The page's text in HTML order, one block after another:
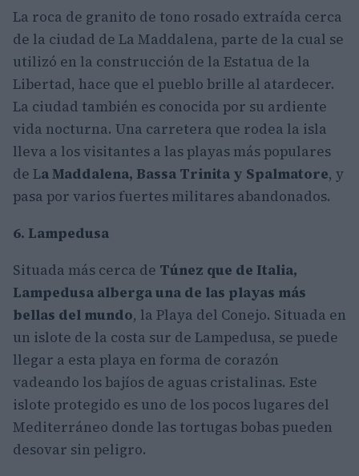
La roca de granito de tono rosado extraída cerca
de la ciudad de La Maddalena, parte de la cual se
utilizó en la construcción de la Estatua de la
Libertad, hace que el pueblo brille al atardecer.
La ciudad también es conocida por su ardiente
vida nocturna. Una carretera que rodea la isla
lleva a los visitantes a las playas más populares
de La Maddalena, Bassa Trinita y Spalmatore, y
pasa por varios fuertes militares abandonados.
6. Lampedusa
Situada más cerca de Túnez que de Italia,
Lampedusa alberga una de las playas más
bellas del mundo, la Playa del Conejo. Situada en
un islote de la costa sur de Lampedusa, se puede
llegar a esta playa en forma de corazón
vadeando los bajíos de aguas cristalinas. Este
islote protegido es uno de los pocos lugares del
Mediterráneo donde las tortugas bobas pueden
desovar sin peligro.